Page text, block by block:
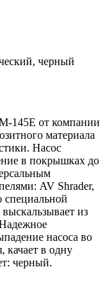
черный
145E от компании
материала
Насос
в покрышках до
AV Shrader,
из
насоса во
качает в одну
черный.